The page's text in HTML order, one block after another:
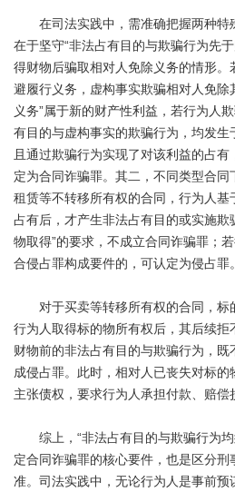
在司法实践中，需准确把握两种特
在于坚守“非法占有目的与欺骗行为先
得财物后骗取相对人免除义务的情形。
避履行义务，虚构事实欺骗相对人免除
义务”属于新的财产性利益，若行为人
有目的与虚构事实的欺骗行为，均发生
且通过欺骗行为实现了对该利益的占
定为合同诈骗罪。其二，不同类型合同
租赁等不转移所有权的合同，行为人基
占有后，才产生非法占有目的或实施欺
物取得”的要求，不成立合同诈骗罪；
合侵占罪构成要件的，可认定为侵占罪。
对于买卖等转移所有权的合同，标
行为人取得标的物所有权后，其后续
财物前的非法占有目的与欺骗行为，
成侵占罪。此时，相对人已丧失对标的
主张债权，要求行为人承担付款、赔偿
综上，“非法占有目的与欺骗行为均
定合同诈骗罪的核心要件，也是区分
准。司法实践中，无论行为人是事前